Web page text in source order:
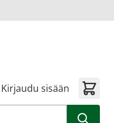
Kirjaudu sisään